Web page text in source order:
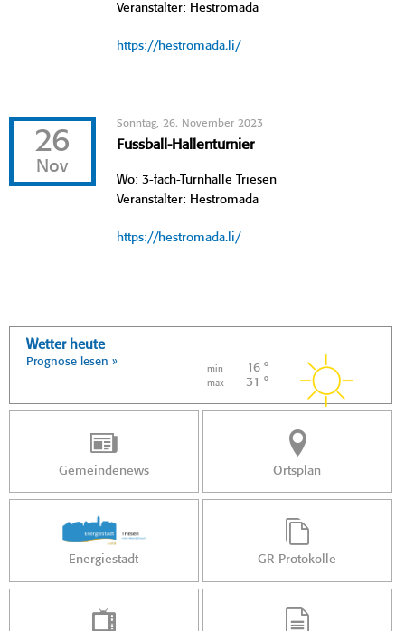
Veranstalter: Hestromada
https://hestromada.li/
26
Nov
Sonntag, 26. November 2023
Fussball-Hallenturnier
Wo: 3-fach-Turnhalle Triesen
Veranstalter: Hestromada
https://hestromada.li/
Wetter heute
Prognose lesen »
min 16 °
max 31 °
Gemeindenews Ortsplan
Energiestadt GR-Protokolle